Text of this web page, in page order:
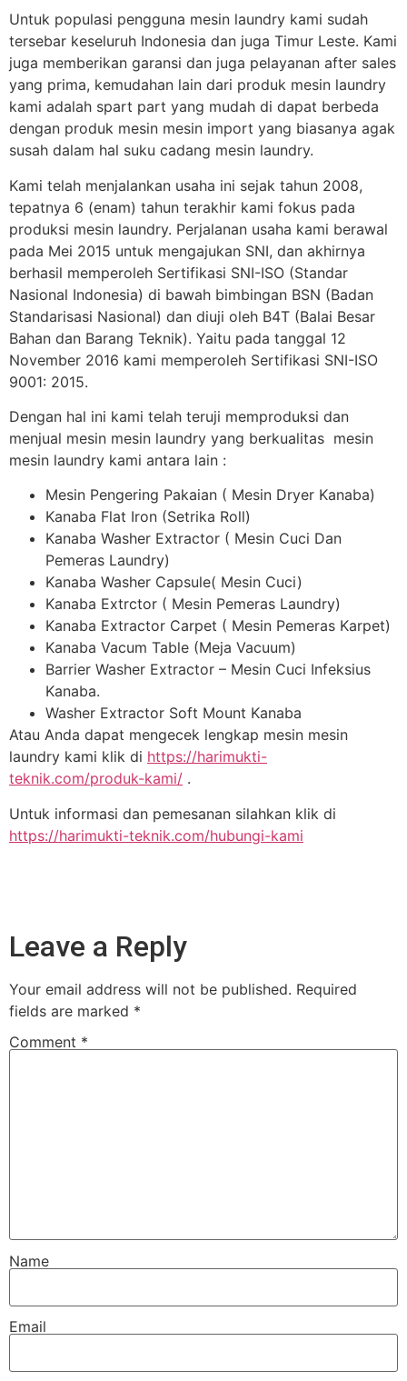
Untuk populasi pengguna mesin laundry kami sudah
tersebar keseluruh Indonesia dan juga Timur Leste. Kami
juga memberikan garansi dan juga pelayanan after sales
yang prima, kemudahan lain dari produk mesin laundry
kami adalah spart part yang mudah di dapat berbeda
dengan produk mesin mesin import yang biasanya agak
susah dalam hal suku cadang mesin laundry.
Kami telah menjalankan usaha ini sejak tahun 2008,
tepatnya 6 (enam) tahun terakhir kami fokus pada
produksi mesin laundry. Perjalanan usaha kami berawal
pada Mei 2015 untuk mengajukan SNI, dan akhirnya
berhasil memperoleh Sertifikasi SNI-ISO (Standar
Nasional Indonesia) di bawah bimbingan BSN (Badan
Standarisasi Nasional) dan diuji oleh B4T (Balai Besar
Bahan dan Barang Teknik). Yaitu pada tanggal 12
November 2016 kami memperoleh Sertifikasi SNI-ISO
9001: 2015.
Dengan hal ini kami telah teruji memproduksi dan
menjual mesin mesin laundry yang berkualitas mesin
mesin laundry kami antara lain :
Mesin Pengering Pakaian ( Mesin Dryer Kanaba)
Kanaba Flat Iron (Setrika Roll)
Kanaba Washer Extractor ( Mesin Cuci Dan
Pemeras Laundry)
Kanaba Washer Capsule( Mesin Cuci)
Kanaba Extrctor ( Mesin Pemeras Laundry)
Kanaba Extractor Carpet ( Mesin Pemeras Karpet)
Kanaba Vacum Table (Meja Vacuum)
Barrier Washer Extractor – Mesin Cuci Infeksius
Kanaba.
Washer Extractor Soft Mount Kanaba
Atau Anda dapat mengecek lengkap mesin mesin
laundry kami klik di https://harimukti-
teknik.com/produk-kami/ .
Untuk informasi dan pemesanan silahkan klik di
https://harimukti-teknik.com/hubungi-kami
Leave a Reply
Your email address will not be published. Required
fields are marked *
Comment *
Name
Email